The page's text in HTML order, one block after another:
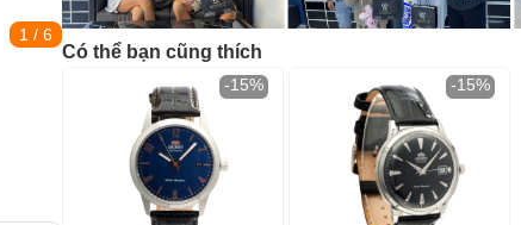
1 / 6
Có thể bạn cũng thích
-15% -15%